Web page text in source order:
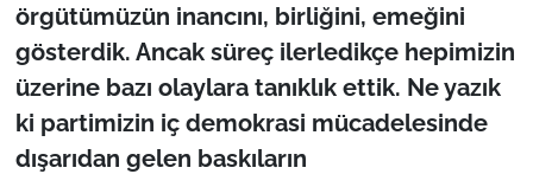
örgütümüzün inancını, birliğini, emeğini
gösterdik. Ancak süreç ilerledikçe hepimizin
üzerine bazı olaylara tanıklık ettik. Ne yazık
ki partimizin iç demokrasi mücadelesinde
dışarıdan gelen baskıların